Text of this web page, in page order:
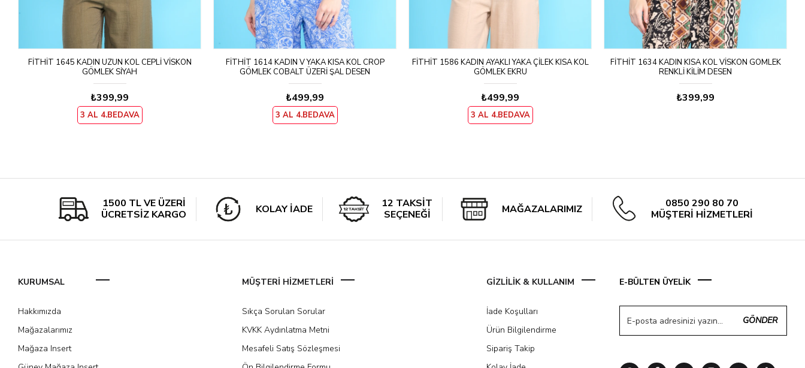
FITHIT 1645 KADIN UZUN KOL CEPLI VISKON
GÖMLEK SIYAH
₺399,99
3 AL 4.BEDAVA
FITHIT 1614 KADIN V YAKA KISA KOL CROP
GÖMLEK COBALT ÜZERI ŞAL DESEN
₺499,99
3 AL 4.BEDAVA
FITHIT 1586 KADIN AYAKLI YAKA ÇILEK KISA KOL
GÖMLEK EKRU
₺499,99
3 AL 4.BEDAVA
FITHIT 1634 KADIN KISA KOL VISKON GÖMLEK
RENKLI KILIM DESEN
₺399,99
1500 TL VE ÜZERİ
ÜCRETSİZ KARGO
KOLAY İADE
12 TAKSİT
SEÇENEĞİ
MAĞAZALARIMIZ
0850 290 80 70
MÜŞTERİ HİZMETLERİ
KURUMSAL
Hakkımızda
Mağazalarımız
Mağaza Insert
MÜŞTERİ HİZMETLERİ
Sıkça Sorulan Sorular
KVKK Aydınlatma Metni
Mesafeli Satış Sözleşmesi
GİZLİLİK & KULLANIM
İade Koşulları
Ürün Bilgilendirme
Sipariş Takip
E-BÜLTEN ÜYELİK
GÖNDER